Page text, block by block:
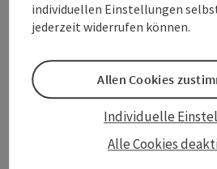
Öffnungszeiten
Anreise/Lage
individuellen Einstellungen
jederzeit widerrufen können.
Alle Cookies
Individuelle
Allen Cookies